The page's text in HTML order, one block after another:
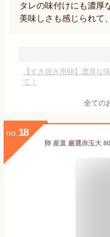
タレの味付けにも濃厚
美味しさも感じられて
【すき焼き用卵】濃厚な
て！
全ての
no. 18